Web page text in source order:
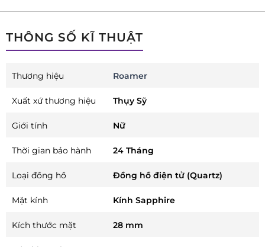
THÔNG SỐ KĨ THUẬT
Thương hiệu Roamer
Xuất xứ thương hiệu Thụy Sỹ
Giới tính Nữ
Thời gian bảo hành 24 Tháng
Loại đồng hồ Đồng hồ điện tử (Quartz)
Mặt kính Kính Sapphire
Kích thước mặt 28 mm